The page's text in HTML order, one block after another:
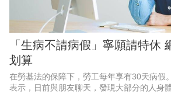
「生病不請病假」寧願請特休
划算
在勞基法的保障下，勞工每年享有30天病假
表示，日前與朋友聊天，發現大部分的人身